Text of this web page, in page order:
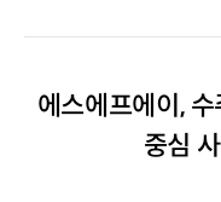
에스에프에이,
중심